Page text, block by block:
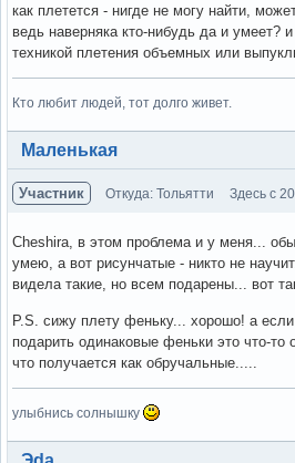
как плетется - нигде не могу найти,
ведь наверняка кто-нибудь да и умеет?
техникой плетения объемных или
Кто любит людей, тот долго живет.
Вне форума
Маленькая
Участник Откуда: Тольятти Здесь с
Cheshira, в этом проблема и у меня...
умею, а вот рисунчатые - никто не
видела такие, но всем подарены... вот
P.S. сижу плету феньку... хорошо! а
подарить одинаковые феньки это что-то
что получается как обручальные.....
улыбнись солнышку
Вне форума